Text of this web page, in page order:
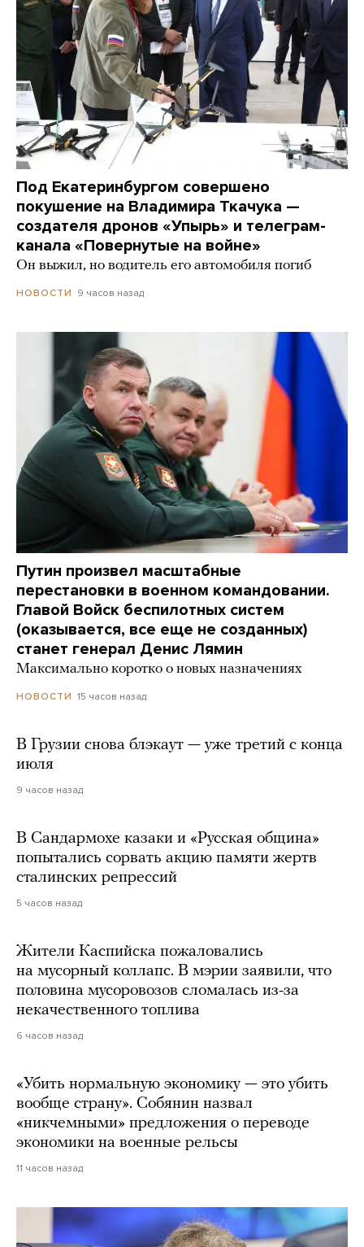
Под Екатеринбургом совершено
покушение на Владимира Ткачука —
создателя дронов «Упырь» и телеграм-
канала «Повернутые на войне»
Он выжил, но водитель его автомобиля погиб
НОВОСТИ 9 часов назад
Путин произвел масштабные
перестановки в военном командовании.
Главой Войск беспилотных систем
(оказывается, все еще не созданных)
станет генерал Денис Лямин
Максимально коротко о новых назначениях
НОВОСТИ 15 часов назад
В Грузии снова блэкаут — уже третий с конца
июля
9 часов назад
В Сандармохе казаки и «Русская община»
попытались сорвать акцию памяти жертв
сталинских репрессий
5 часов назад
Жители Каспийска пожаловались
на мусорный коллапс. В мэрии заявили, что
половина мусоровозов сломалась из-за
некачественного топлива
6 часов назад
«Убить нормальную экономику — это убить
вообще страну». Собянин назвал
«никчемными» предложения о переводе
экономики на военные рельсы
11 часов назад